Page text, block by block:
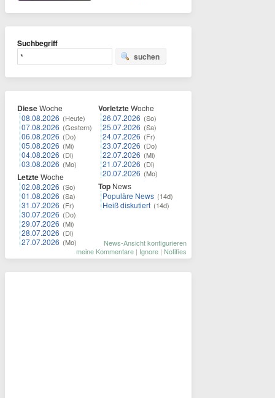
Suchbegriff
suchen
DieseWoche
08.08.2026 (Heute)
07.08.2026 (Gestern)
06.08.2026 (Do)
05.08.2026 (Mi)
04.08.2026 (Di)
03.08.2026 (Mo)
LetzteWoche
02.08.2026 (So)
01.08.2026 (Sa)
31.07.2026 (Fr)
30.07.2026 (Do)
29.07.2026 (Mi)
28.07.2026 (Di)
27.07.2026 (Mo)
VorletzteWoche
26.07.2026 (So)
25.07.2026 (Sa)
24.07.2026 (Fr)
23.07.2026 (Do)
22.07.2026 (Mi)
21.07.2026 (Di)
20.07.2026 (Mo)
Top News
Populäre News (14d)
Heiß diskutiert (14d)
News-Ansicht konfigurieren
meine Kommentare | Ignore | Notifies